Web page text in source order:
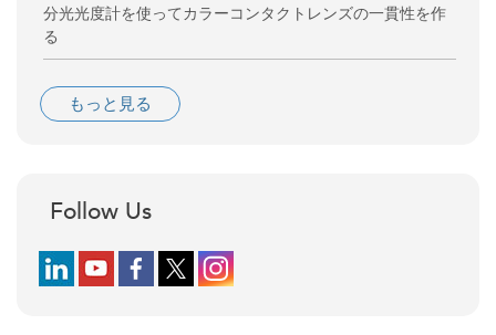
分光光度計を使ってカラーコンタクトレンズの一貫性を作
る
もっと見る
Follow Us